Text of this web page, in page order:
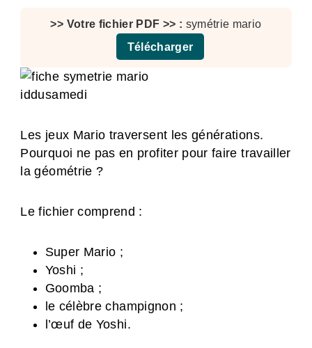
symétrie mario
Télécharger
Les jeux Mario traversent les générations.
Pourquoi ne pas en profiter pour faire travailler
la géométrie ?
Le fichier comprend :
Super Mario ;
Yoshi ;
Goomba ;
le célèbre champignon ;
l’œuf de Yoshi.